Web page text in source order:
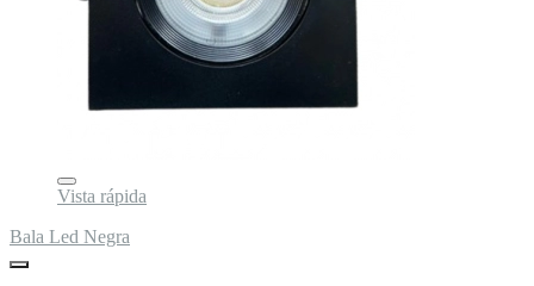
Vista rápida
Bala Led Negra